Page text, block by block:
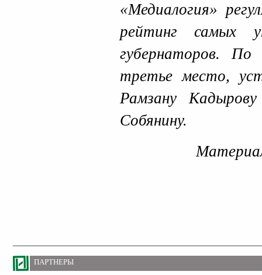
«Медиалогия»
рейтинг самых
губернаторов.
третье место,
Рамзану
Собянину.
ПАРТНЕРЫ